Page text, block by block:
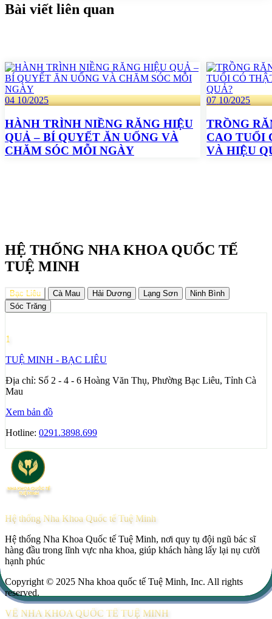
Bài viết liên quan
04 10/2025
HÀNH TRÌNH NIỀNG RĂNG HIỆU
QUẢ – BÍ QUYẾT ĂN UỐNG VÀ
CHĂM SÓC MỖI NGÀY
07 10/2025
TRỒNG
CAO TUỔI
VÀ HIỆU
HỆ THỐNG NHA KHOA QUỐC TẾ
TUỆ MINH
Bạc Liêu Cà Mau Hải Dương Lạng Sơn
Ninh Bình
Sóc Trăng
1
TUỆ MINH - BẠC LIÊU
Địa chỉ: Số 2 - 4 - 6 Hoàng Văn Thụ, Phường Bạc Liêu, Tỉnh Cà
Mau
Xem bản đồ
Hotline: 0291.3898.699
Hệ thống Nha Khoa Quốc tế Tuệ Minh
Hệ thống Nha Khoa Quốc tế Tuệ Minh, nơi quy tụ đội ngũ bác sĩ
hàng đầu trong lĩnh vực nha khoa, giúp khách hàng lấy lại nụ cười
hạnh phúc
Copyright © 2025 Nha khoa quốc tế Tuệ Minh, Inc. All rights
reserved.
VỀ NHA KHOA QUỐC TẾ TUỆ MINH